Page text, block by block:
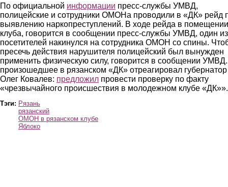
По официальной информации пресс-службы УМВД,
полицейские и сотрудники ОМОНа проводили в «ДК» рейд
выявлению наркопреступлений. В ходе рейда в помещении
клуба, говорится в сообщении пресс-службы УМВД, один из
посетителей накинулся на сотрудника ОМОН со спины.
пресечь действия нарушителя полицейский был вынужден
применить физическую силу, говорится в сообщении
произошедшее в рязанском «ДК» отреагировал губернатор
Олег Ковалев: предложил провести проверку по факту
«чрезвычайного происшествия в молодежном клубе «ДК»».
Тэги: Рязань
рязанский
ОМОН в рязанском клубе
Яблоко